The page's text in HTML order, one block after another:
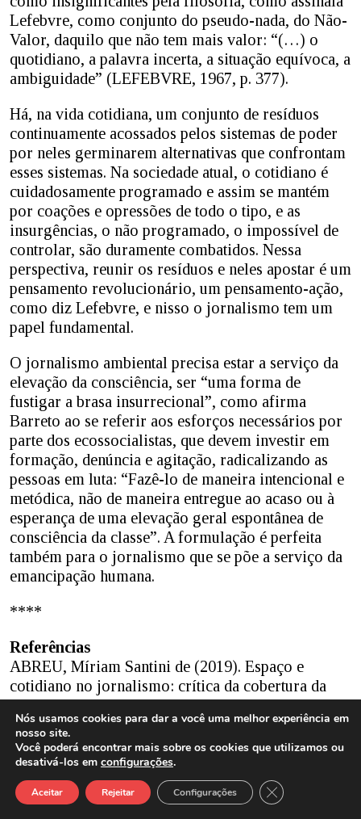
Lefebvre, como conjunto do pseudo-nada, do Não-
Valor, daquilo que não tem mais valor: “(…) o
quotidiano, a palavra incerta, a situação equívoca, a
ambiguidade” (LEFEBVRE, 1967, p. 377).
Há, na vida cotidiana, um conjunto de resíduos
continuamente acossados pelos sistemas de poder
por neles germinarem alternativas que confrontam
esses sistemas. Na sociedade atual, o cotidiano é
cuidadosamente programado e assim se mantém
por coações e opressões de todo o tipo, e as
insurgências, o não programado, o impossível de
controlar, são duramente combatidos. Nessa
perspectiva, reunir os resíduos e neles apostar é um
pensamento revolucionário, um pensamento-ação,
como diz Lefebvre, e nisso o jornalismo tem um
papel fundamental.
O jornalismo ambiental precisa estar a serviço da
elevação da consciência, ser “uma forma de
fustigar a brasa insurrecional”, como afirma
Barreto ao se referir aos esforços necessários por
parte dos ecossocialistas, que devem investir em
formação, denúncia e agitação, radicalizando as
pessoas em luta: “Fazê-lo de maneira intencional e
metódica, não de maneira entregue ao acaso ou à
esperança de uma elevação geral espontânea de
consciência da classe”. A formulação é perfeita
também para o jornalismo que se põe a serviço da
emancipação humana.
****
Referências
ABREU, Míriam Santini de (2019). Espaço e
cotidiano no jornalismo: crítica da cobertura da
imprensa sobre ocupações urbanas em
Florianópolis. (Tese de Doutorado). Tese
apresentada ao Programa de Pós-Graduação em
Jornalismo da Universidade Federal de Santa
Catarina. Florianópolis (SC). Disponível em:
https://tede.ufsc.br/teses/PJOR0134-T.pdf. Acesso
Nós usamos cookies para dar a você uma melhor experiência em
nosso site.
Você poderá encontrar mais sobre os cookies que utilizamos ou
desativá-los em configurações.
Aceitar Rejeitar Configurações Close GDPR